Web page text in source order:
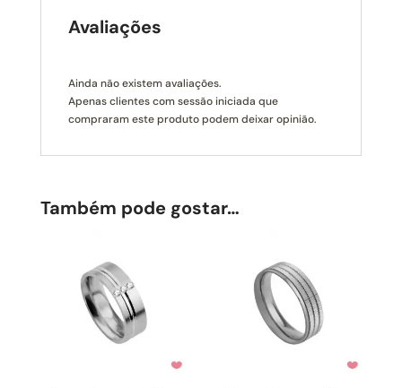
Avaliações
Ainda não existem avaliações.
Apenas clientes com sessão iniciada que
compraram este produto podem deixar opinião.
Também pode gostar…